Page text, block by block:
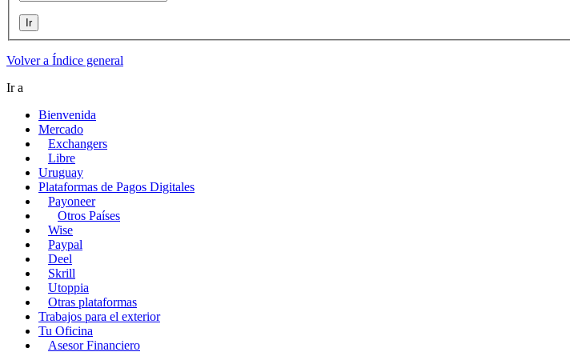
Volver a Índice general
Ir a
Bienvenida
Mercado
Exchangers
Libre
Uruguay
Plataformas de Pagos Digitales
Payoneer
Otros Países
Wise
Paypal
Deel
Skrill
Utoppia
Otras plataformas
Trabajos para el exterior
Tu Oficina
Asesor Financiero